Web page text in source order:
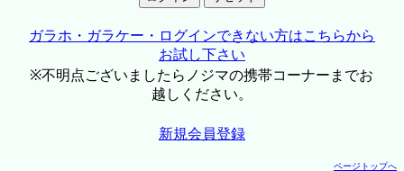
ガラホ・ガラケー・ログインできない方はこちらから
お試し下さい
※不明点ございましたらノジマの携帯コーナーまでお
越しください。
新規会員登録
ページトップへ